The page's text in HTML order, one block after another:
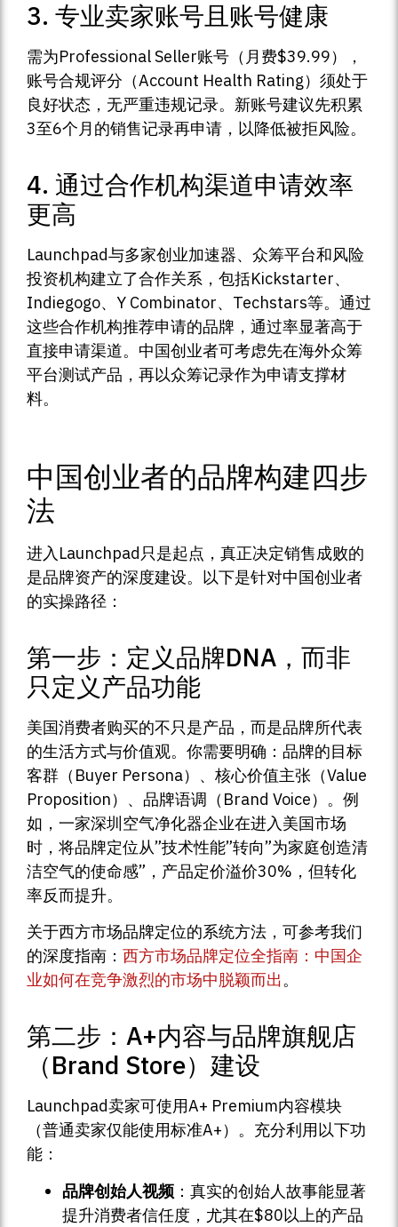
3. 专业卖家账号且账号健康
需为Professional Seller账号（月费$39.99），
账号合规评分（Account Health Rating）须处于
良好状态，无严重违规记录。新账号建议先积累
3至6个月的销售记录再申请，以降低被拒风险。
4. 通过合作机构渠道申请效率
更高
Launchpad与多家创业加速器、众筹平台和风险
投资机构建立了合作关系，包括Kickstarter、
Indiegogo、Y Combinator、Techstars等。通过
这些合作机构推荐申请的品牌，通过率显著高于
直接申请渠道。中国创业者可考虑先在海外众筹
平台测试产品，再以众筹记录作为申请支撑材
料。
中国创业者的品牌构建四步
法
进入Launchpad只是起点，真正决定销售成败的
是品牌资产的深度建设。以下是针对中国创业者
的实操路径：
第一步：定义品牌DNA，而非
只定义产品功能
美国消费者购买的不只是产品，而是品牌所代表
的生活方式与价值观。你需要明确：品牌的目标
客群（Buyer Persona）、核心价值主张（Value
Proposition）、品牌语调（Brand Voice）。例
如，一家深圳空气净化器企业在进入美国市场
时，将品牌定位从”技术性能”转向”为家庭创造清
洁空气的使命感”，产品定价溢价30%，但转化
率反而提升。
关于西方市场品牌定位的系统方法，可参考我们
的深度指南： 西方市场品牌定位全指南：中国企
业如何在竞争激烈的市场中脱颖而出。
第二步：A+内容与品牌旗舰店
（Brand Store）建设
Launchpad卖家可使用A+ Premium内容模块
（普通卖家仅能使用标准A+）。充分利用以下功
能：
品牌创始人视频 ：真实的创始人故事能显著
提升消费者信任度，尤其在$80以上的产品